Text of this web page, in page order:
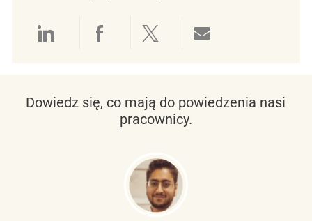
Udostępnianie przez LinkedIn
Udostępnianie przez
Udostępnij przez
Dowiedz się, co mają do powiedzenia nasi
pracownicy.